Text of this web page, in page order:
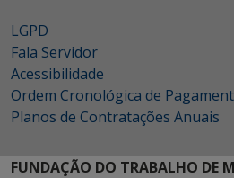
LGPD
Fala Servidor
Acessibilidade
Ordem Cronológica de
Planos de Contratações Anuais
FUNDAÇÃO DO TRABALHO DE